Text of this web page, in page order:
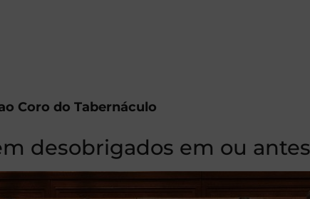
Coro do Tabernáculo
desobrigados em ou